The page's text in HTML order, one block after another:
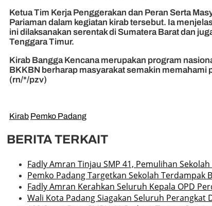
Ketua Tim Kerja Penggerakan dan Peran Serta
Pariaman dalam kegiatan kirab tersebut. Ia
ini dilaksanakan serentak di Sumatera Barat dan
Tenggara Timur.
Kirab Bangga Kencana merupakan program
BKKBN berharap masyarakat semakin
(rn/*/pzv)
Kirab Pemko Padang
BERITA TERKAIT
Fadly Amran Tinjau SMP 41, Pemulihan
Pemko Padang Targetkan Sekolah Terdampak
Fadly Amran Kerahkan Seluruh Kepala OPD
Wali Kota Padang Siagakan Seluruh